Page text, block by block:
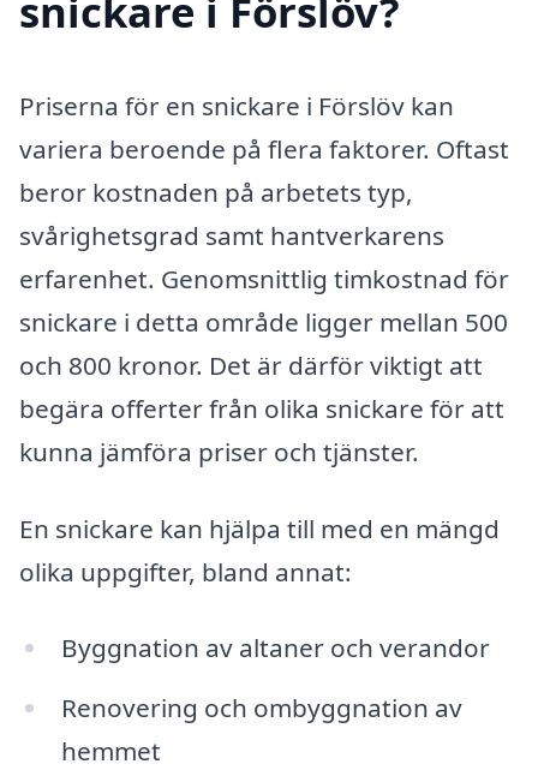
snickare i Förslöv?
Priserna för en snickare i Förslöv kan
variera beroende på flera faktorer. Oftast
beror kostnaden på arbetets typ,
svårighetsgrad samt hantverkarens
erfarenhet. Genomsnittlig timkostnad för
snickare i detta område ligger mellan 500
och 800 kronor. Det är därför viktigt att
begära offerter från olika snickare för att
kunna jämföra priser och tjänster.
En snickare kan hjälpa till med en mängd
olika uppgifter, bland annat:
Byggnation av altaner och verandor
Renovering och ombyggnation av
hemmet